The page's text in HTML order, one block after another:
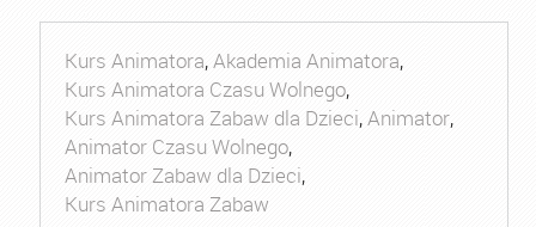
Kurs Animatora,Akademia Animatora,
Kurs Animatora Czasu Wolnego,
Kurs Animatora Zabaw dla Dzieci,Animator,
Animator Czasu Wolnego,
Animator Zabaw dla Dzieci,
Kurs Animatora Zabaw